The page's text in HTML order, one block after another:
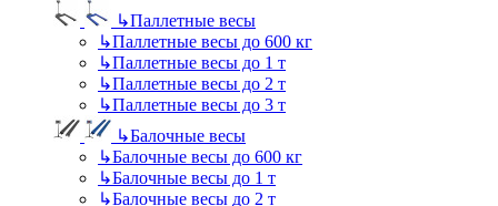
↳Паллетные весы
↳Паллетные весы до 600 кг
↳Паллетные весы до 1 т
↳Паллетные весы до 2 т
↳Паллетные весы до 3 т
↳Балочные весы
↳Балочные весы до 600 кг
↳Балочные весы до 1 т
↳Балочные весы до 2 т